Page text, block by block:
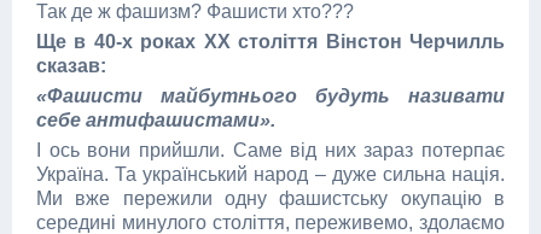
Так де ж фашизм? Фашисти хто???
Ще в 40-х роках ХХ століття Вінстон Черчилль
сказав:
«Фашисти майбутнього будуть називати
себе антифашистами».
І ось вони прийшли. Саме від них зараз потерпає
Україна. Та український народ – дуже сильна нація.
Ми вже пережили одну фашистську окупацію в
середині минулого століття, переживемо, здолаємо